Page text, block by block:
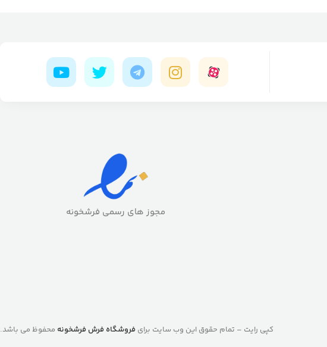
مجوز های رسمی فرشخونه
کپی رایت – تمام حقوق این وب سایت برای فروشگاه فرش فرشخونه محفوظ می باشد.